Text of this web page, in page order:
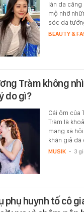
làn da
mộ nhờ
sóc da
BEAUTY &
Tràm không
do gì?
Cái ôm của
Tràm là
mạng xã
khán giả đã
MUSIK - 3
phụ huynh tố cô